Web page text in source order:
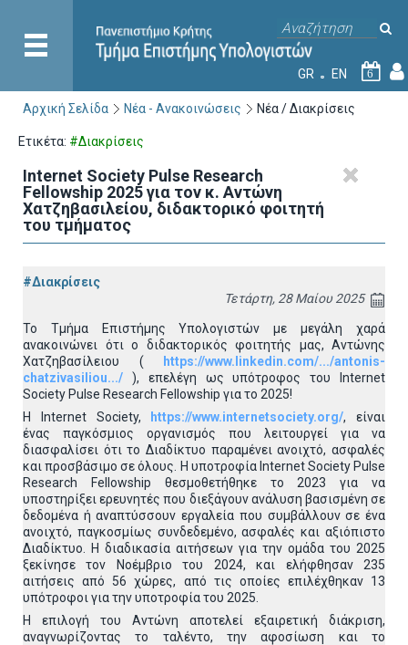
GR EN 6
Αρχική Σελίδα Νέα - Ανακοινώσεις Νέα / Διακρίσεις
Ετικέτα: #Διακρίσεις
Internet Society Pulse Research
Fellowship 2025 για τον κ. Αντώνη
Χατζηβασιλείου, διδακτορικό φοιτητή
του τμήματος
#Διακρίσεις
Τετάρτη, 28 Μαίου 2025
Το Τμήμα Επιστήμης Υπολογιστών με μεγάλη χαρά
ανακοινώνει ότι ο διδακτορικός φοιτητής μας, Αντώνης
Χατζηβασίλειου (
https://www.linkedin.com/.../antonis-
chatzivasiliou.../ ), επελέγη ως υπότροφος του Internet
Society Pulse Research Fellowship για το 2025!
Η Internet Society,
https://www.internetsociety.org/, είναι
ένας παγκόσμιος οργανισμός που λειτουργεί για να
διασφαλίσει ότι το Διαδίκτυο παραμένει ανοιχτό, ασφαλές
και προσβάσιμο σε όλους. Η υποτροφία Internet Society Pulse
Research Fellowship θεσμοθετήθηκε το 2023 για να
υποστηρίξει ερευνητές που διεξάγουν ανάλυση βασισμένη σε
δεδομένα ή αναπτύσσουν εργαλεία που συμβάλλουν σε ένα
ανοιχτό, παγκοσμίως συνδεδεμένο, ασφαλές και αξιόπιστο
Διαδίκτυο. Η διαδικασία αιτήσεων για την ομάδα του 2025
ξεκίνησε τον Νοέμβριο του 2024, και ελήφθησαν 235
αιτήσεις από 56 χώρες, από τις οποίες επιλέχθηκαν 13
υπότροφοι για την υποτροφία του 2025.
Η επιλογή του Αντώνη αποτελεί εξαιρετική διάκριση,
αναγνωρίζοντας το ταλέντο, την αφοσίωση και το